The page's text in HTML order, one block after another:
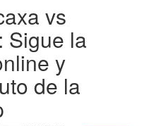
vs
Sigue la
y
de la